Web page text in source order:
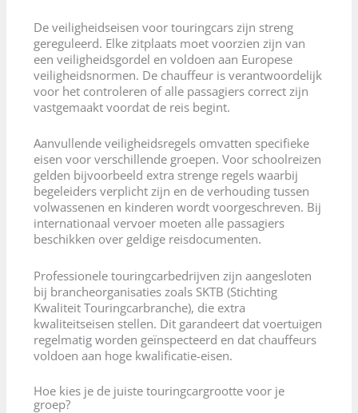
De veiligheidseisen voor touringcars zijn streng
gereguleerd. Elke zitplaats moet voorzien zijn van
een veiligheidsgordel en voldoen aan Europese
veiligheidsnormen. De chauffeur is verantwoordelijk
voor het controleren of alle passagiers correct zijn
vastgemaakt voordat de reis begint.
Aanvullende veiligheidsregels omvatten specifieke
eisen voor verschillende groepen. Voor schoolreizen
gelden bijvoorbeeld extra strenge regels waarbij
begeleiders verplicht zijn en de verhouding tussen
volwassenen en kinderen wordt voorgeschreven. Bij
internationaal vervoer moeten alle passagiers
beschikken over geldige reisdocumenten.
Professionele touringcarbedrijven zijn aangesloten
bij brancheorganisaties zoals SKTB (Stichting
Kwaliteit Touringcarbranche), die extra
kwaliteitseisen stellen. Dit garandeert dat voertuigen
regelmatig worden geïnspecteerd en dat chauffeurs
voldoen aan hoge kwalificatie-eisen.
Hoe kies je de juiste touringcargrootte voor je
groep?